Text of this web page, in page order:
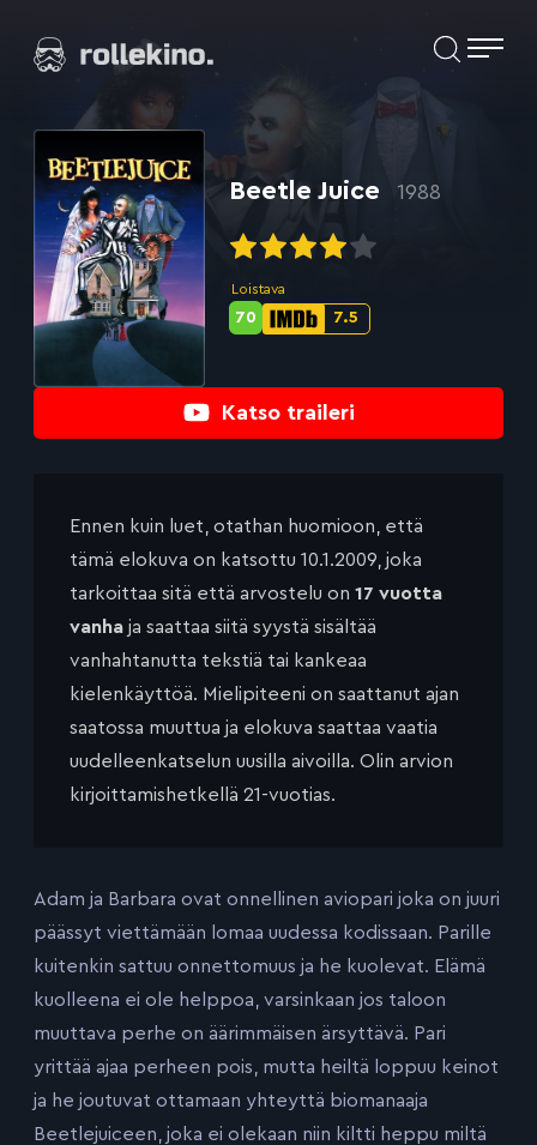
suoraan
Elokuvat ja elokuva-arviot | Rollekino.fi
lopputekstien
Katso traileri
Beetle Juice 1988
Loistava
IMDb-
7.5
Metascore-
70
Ennen kuin luet, otathan huomioon, että
tämä elokuva on katsottu 10.1.2009, joka
tarkoittaa sitä että arvostelu on 17 vuotta
vanha ja saattaa siitä syystä sisältää
vanhahtanutta tekstiä tai kankeaa
kielenkäyttöä. Mielipiteeni on saattanut ajan
saatossa muuttua ja elokuva saattaa vaatia
uudelleenkatselun uusilla aivoilla. Olin arvion
kirjoittamishetkellä 21-vuotias.
Adam ja Barbara ovat onnellinen aviopari joka on juuri
päässyt viettämään lomaa uudessa kodissaan. Parille
kuitenkin sattuu onnettomuus ja he kuolevat. Elämä
kuolleena ei ole helppoa, varsinkaan jos taloon
muuttava perhe on äärimmäisen ärsyttävä. Pari
yrittää ajaa perheen pois, mutta heiltä loppuu keinot
ja he joutuvat ottamaan yhteyttä biomanaaja
Beetlejuiceen, joka ei olekaan niin kiltti heppu miltä